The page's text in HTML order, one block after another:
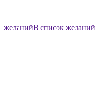
желанийВ список желаний